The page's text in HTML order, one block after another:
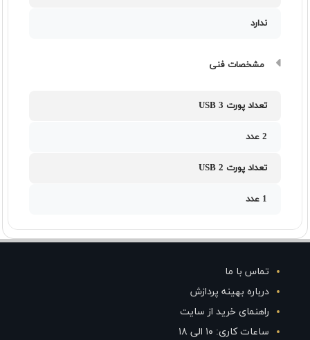
ندارد
مشخصات فنی
تعداد پورت USB 3
2 عدد
تعداد پورت USB 2
1 عدد
تماس با ما
درباره بهینه پردازش
راهنمای خرید از سایت
ساعات کاری: ۱۰ الی ۱۸